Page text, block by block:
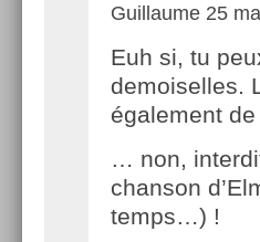
Guillaume 25
Euh si, tu
demoiselles.
également
… non,
chanson
temps…) !